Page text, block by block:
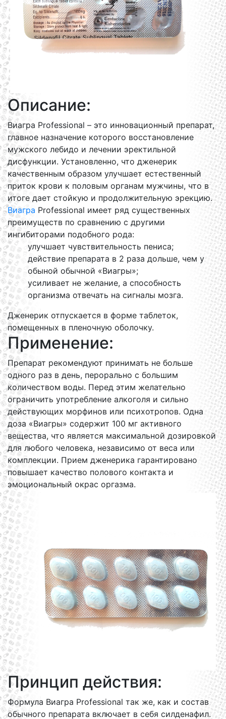
Описание:
Виагра Professional – это инновационный препарат,
главное назначение которого восстановление
мужского лебидо и лечении эректильной
дисфункции. Установленно, что дженерик
качественным образом улучшает естественный
приток крови к половым органам мужчины, что в
итоге дает стойкую и продолжительную эрекцию.
Виагра Professional имеет ряд существенных
преимуществ по сравнению с другими
ингибиторами подобного рода:
улучшает чувствительность пениса;
действие препарата в 2 раза дольше, чем у
обыной обычной «Виагры»;
усиливает не желание, а способность
организма отвечать на сигналы мозга.
Дженерик отпускается в форме таблеток,
помещенных в пленочную оболочку.
Применение:
Препарат рекомендуют принимать не больше
одного раз в день, перорально с большим
количеством воды. Перед этим желательно
ограничить употребление алкоголя и сильно
действующих морфинов или психотропов. Одна
доза «Виагры» содержит 100 мг активного
вещества, что является максимальной дозировкой
для любого человека, независимо от веса или
комплекции. Прием дженерика гарантировано
повышает качество полового контакта и
эмоциональный окрас оргазма.
Принцип действия:
Формула Виагра Professional так же, как и состав
обычного препарата включает в себя силденафил.